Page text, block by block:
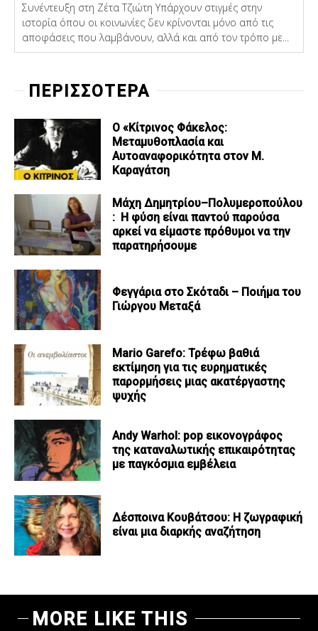
Συνέντευξη στη Ζέτα Τζιώτη Υπάρχουν στιγμές στην
ιστορία όπου οι κοινωνίες δεν κρίνονται μόνο από τις
αποφάσεις που λαμβάνουν, αλλά και από τον τρόπο με...
ΠΕΡΙΣΣΟΤΕΡΑ
Ο «Κίτρινος Φάκελος:
Μεταμυθοπλασία και
Αυτοαναφορικότητα στον Μ.
Καραγάτση
Μάχη Δημητρίου–Πολυμεροπούλου
: Η φύση είναι παντού παρούσα
αρκεί να είμαστε πρόθυμοι να την
παρατηρήσουμε
Φεγγάρια στο Σκόταδι – Ποιήμα του
Γιώργου Μεταξά
Mario Garefo: Τρέφω βαθιά
εκτίμηση για τις ευρηματικές
παρορμήσεις μιας ακατέργαστης
ψυχής
Andy Warhol: pop εικονογράφος
της καταναλωτικής επικαιρότητας
με παγκόσμια εμβέλεια
Δέσποινα Κουβάτσου: Η ζωγραφική
είναι μια διαρκής αναζήτηση
MORE LIKE THIS